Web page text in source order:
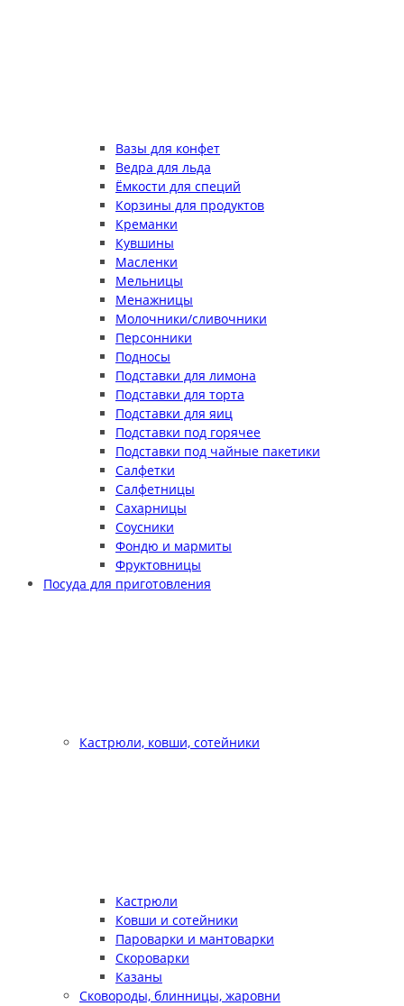
Вазы для конфет
Ведра для льда
Ёмкости для специй
Корзины для продуктов
Креманки
Кувшины
Масленки
Мельницы
Менажницы
Молочники/сливочники
Персонники
Подносы
Подставки для лимона
Подставки для торта
Подставки для яиц
Подставки под горячее
Подставки под чайные пакетики
Салфетки
Салфетницы
Сахарницы
Соусники
Фондю и мармиты
Фруктовницы
Посуда для приготовления
Кастрюли, ковши, сотейники
Кастрюли
Ковши и сотейники
Пароварки и мантоварки
Скороварки
Казаны
Сковороды, блинницы, жаровни